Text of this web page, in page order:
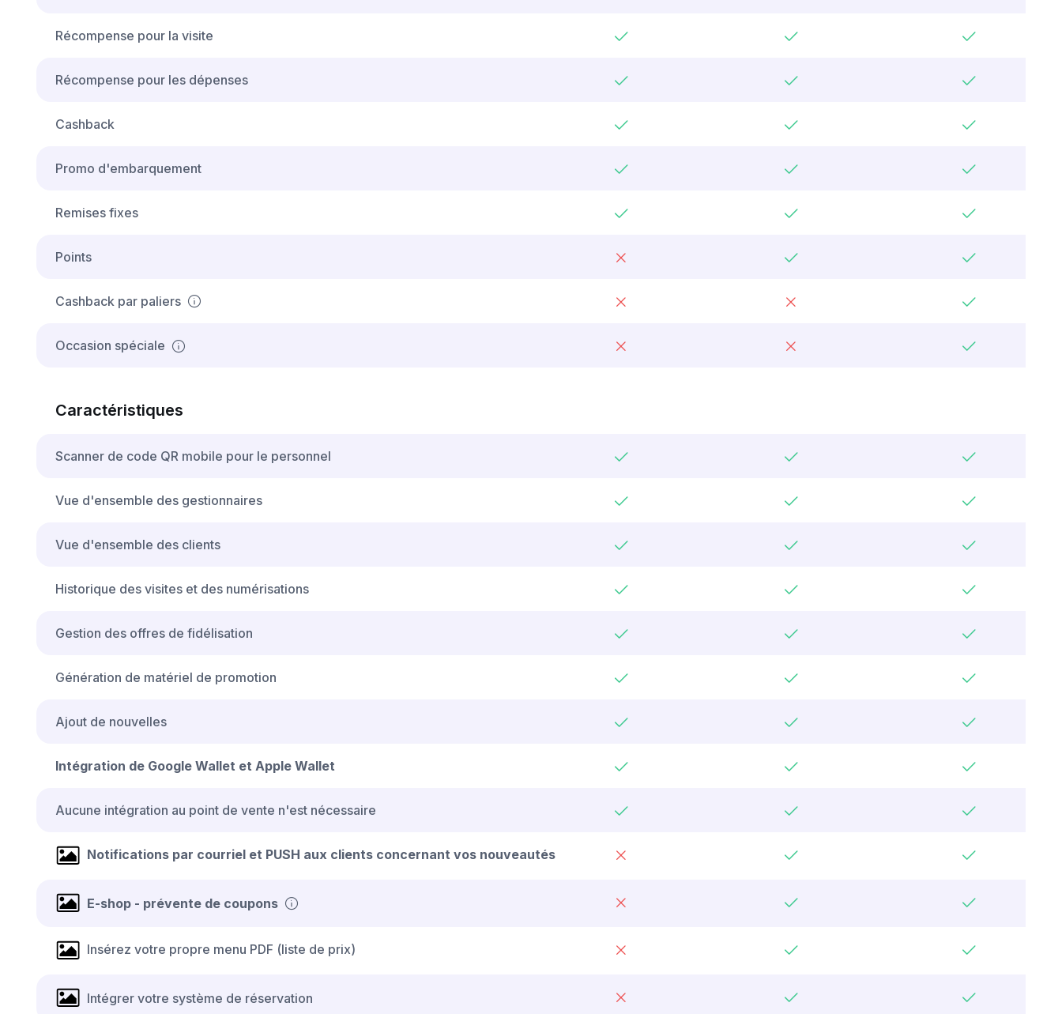
Récompense pour la visite
Récompense pour les dépenses
Cashback
Promo d'embarquement
Remises fixes
Points
Cashback par paliers
Occasion spéciale
Caractéristiques
Scanner de code QR mobile pour le personnel
Vue d'ensemble des gestionnaires
Vue d'ensemble des clients
Historique des visites et des numérisations
Gestion des offres de fidélisation
Génération de matériel de promotion
Ajout de nouvelles
Intégration de Google Wallet et Apple Wallet
Aucune intégration au point de vente n'est nécessaire
Notifications par courriel et PUSH aux clients concernant vos nouveautés
E-shop - prévente de coupons
Insérez votre propre menu PDF (liste de prix)
Intégrer votre système de réservation